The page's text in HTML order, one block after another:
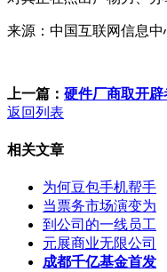
来源：中国互联网信息中
上一篇： 硬件厂商取开
返回列表
相关文章
为何豆包手机帮手
当票务市场演变为
到公司的一线员工
元展商业无限公司
成都千亿基金首发